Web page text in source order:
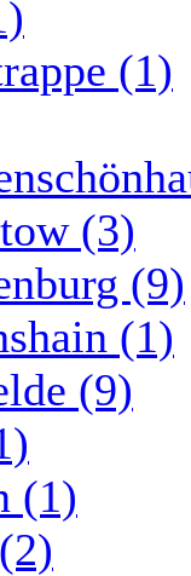
(1)
(3)
(9)
(1)
(9)
(1)